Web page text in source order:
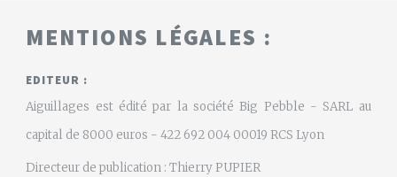
MENTIONS LÉGALES :
EDITEUR :
Aiguillages est édité par la société Big Pebble - SARL au
capital de 8000 euros - 422 692 004 00019 RCS Lyon
Directeur de publication : Thierry PUPIER